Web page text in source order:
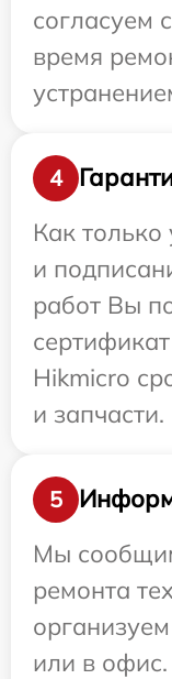
согласуем
время
4
Как только
и
работ Вы
Hikmicro
и запчасти.
5
Мы
ремонта
или в офис.